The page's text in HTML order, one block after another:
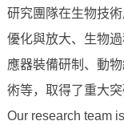
研究團隊在生物技
優化與放大、生物
應器裝備研制、動
術等，取得了重大
Our research team